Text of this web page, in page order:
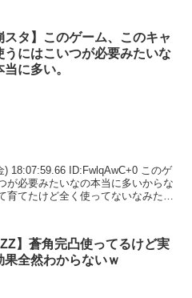
スタ】このゲーム、このキャ
うにはこいつが必要みたいな
当に多い。
18:07:59.66 ID:FwlqAwC+0 このゲ
が必要みたいなの本当に多いからな
てたけど全く使ってないなみたい
】蒼角完凸使ってるけど実
果全然わからないｗ